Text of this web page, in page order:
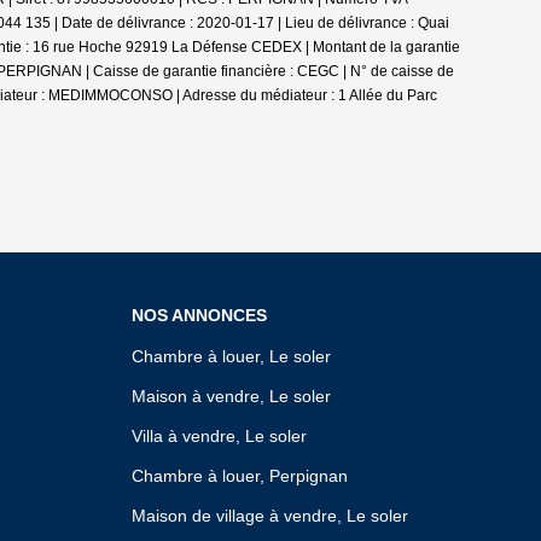
135 | Date de délivrance : 2020-01-17 | Lieu de délivrance : Quai
: 16 rue Hoche 92919 La Défense CEDEX | Montant de la garantie
| Caisse de garantie financière : CEGC | N° de caisse de
: MEDIMMOCONSO | Adresse du médiateur : 1 Allée du Parc
NOS ANNONCES
Chambre à louer, Le soler
Maison à vendre, Le soler
Villa à vendre, Le soler
Chambre à louer, Perpignan
Maison de village à vendre, Le soler